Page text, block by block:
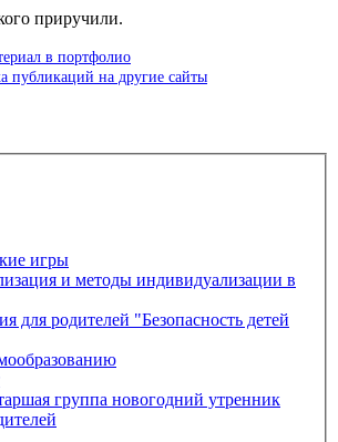
приручили.
в портфолио
публикаций на другие сайты
игры
и методы индивидуализации в
для родителей "Безопасность детей
группа новогодний утренник